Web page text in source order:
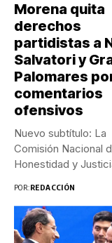
Morena quita
derechos
partidistas a
Salvatori y
Palomares
comentarios
ofensivos
Nuevo subtítulo: La
Comisión Nacional
Honestidad y
POR:REDACCIÓN